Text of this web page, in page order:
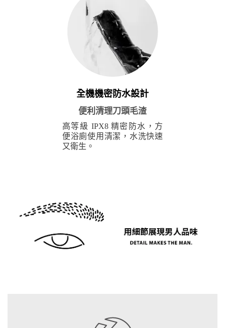
全機機密防水設計
便利清理刀頭毛渣
高等級 IPX8 精密防水，方
便浴廁使用清潔，水洗快速
又衛生。